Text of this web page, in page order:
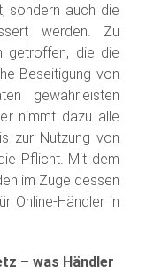
sondern auch die
werden. Zu
getroffen, die die
Beseitigung von
gewährleisten
nimmt dazu alle
zur Nutzung von
Pflicht. Mit dem
im Zuge dessen
Online-Händler in
– was Händler